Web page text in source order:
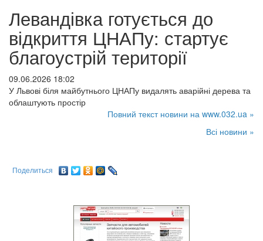
Левандівка готується до
відкриття ЦНАПу: стартує
благоустрій території
09.06.2026 18:02
У Львові біля майбутнього ЦНАПу видалять аварійні дерева та
облаштують простір
Повний текст новини на www.032.ua »
Всі новини »
Поделиться